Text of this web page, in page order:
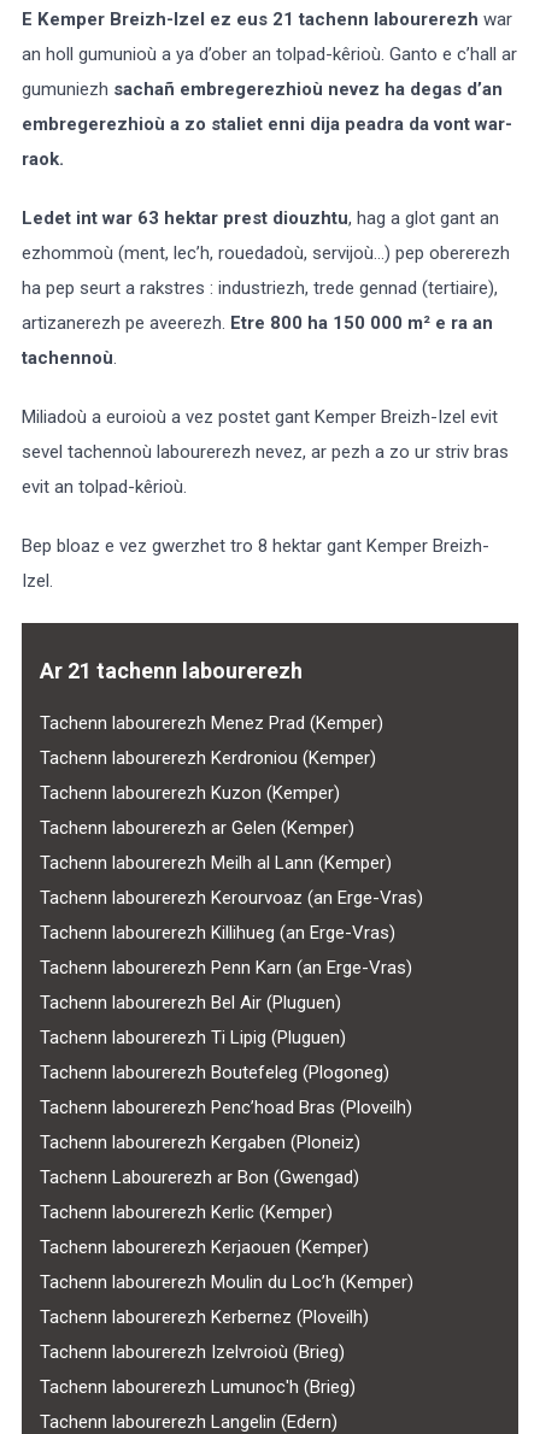
E Kemper Breizh-Izel ez eus 21 tachenn labourerezh war
an holl gumunioù a ya d’ober an tolpad-kêrioù. Ganto e c’hall ar
gumuniezh sachañ embregerezhioù nevez ha degas d’an
embregerezhioù a zo staliet enni dija peadra da vont war-
raok.
Ledet int war 63 hektar prest diouzhtu, hag a glot gant an
ezhommoù (ment, lec’h, rouedadoù, servijoù…) pep obererezh
ha pep seurt a rakstres : industriezh, trede gennad (tertiaire),
artizanerezh pe aveerezh. Etre 800 ha 150 000 m² e ra an
tachennoù.
Miliadoù a euroioù a vez postet gant Kemper Breizh-Izel evit
sevel tachennoù labourerezh nevez, ar pezh a zo ur striv bras
evit an tolpad-kêrioù.
Bep bloaz e vez gwerzhet tro 8 hektar gant Kemper Breizh-
Izel.
Ar 21 tachenn labourerezh
Tachenn labourerezh Menez Prad (Kemper)
Tachenn labourerezh Kerdroniou (Kemper)
Tachenn labourerezh Kuzon (Kemper)
Tachenn labourerezh ar Gelen (Kemper)
Tachenn labourerezh Meilh al Lann (Kemper)
Tachenn labourerezh Kerourvoaz (an Erge-Vras)
Tachenn labourerezh Killihueg (an Erge-Vras)
Tachenn labourerezh Penn Karn (an Erge-Vras)
Tachenn labourerezh Bel Air (Pluguen)
Tachenn labourerezh Ti Lipig (Pluguen)
Tachenn labourerezh Boutefeleg (Plogoneg)
Tachenn labourerezh Penc’hoad Bras (Ploveilh)
Tachenn labourerezh Kergaben (Ploneiz)
Tachenn Labourerezh ar Bon (Gwengad)
Tachenn labourerezh Kerlic (Kemper)
Tachenn labourerezh Kerjaouen (Kemper)
Tachenn labourerezh Moulin du Loc’h (Kemper)
Tachenn labourerezh Kerbernez (Ploveilh)
Tachenn labourerezh Izelvroioù (Brieg)
Tachenn labourerezh Lumunoc'h (Brieg)
Tachenn labourerezh Langelin (Edern)